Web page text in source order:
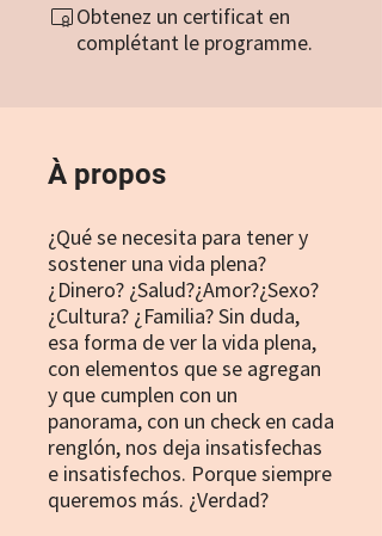
Obtenez un certificat en
complétant le programme.
À propos
¿Qué se necesita para tener y
sostener una vida plena?
¿Dinero? ¿Salud?¿Amor?¿Sexo?
¿Cultura? ¿Familia? Sin duda,
esa forma de ver la vida plena,
con elementos que se agregan
y que cumplen con un
panorama, con un check en cada
renglón, nos deja insatisfechas
e insatisfechos. Porque siempre
queremos más. ¿Verdad?